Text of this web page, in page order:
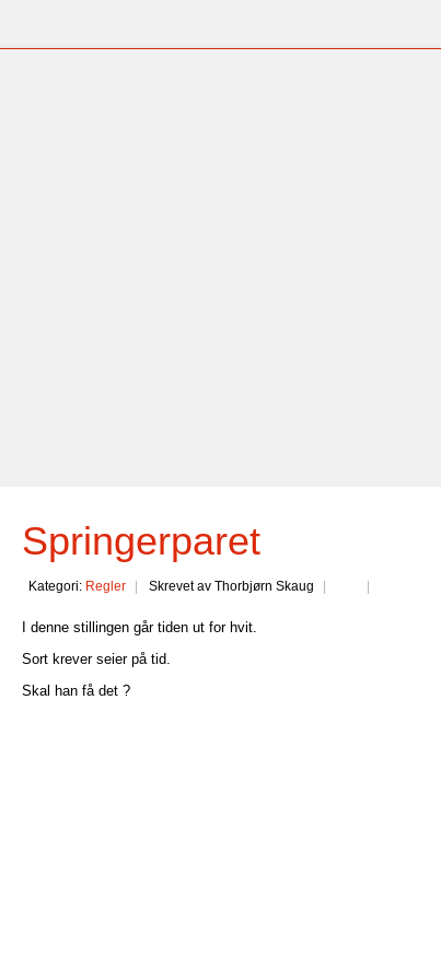
Springerparet
Kategori: Regler Skrevet av Thorbjørn Skaug
I denne stillingen går tiden ut for hvit.
Sort krever seier på tid.
Skal han få det ?